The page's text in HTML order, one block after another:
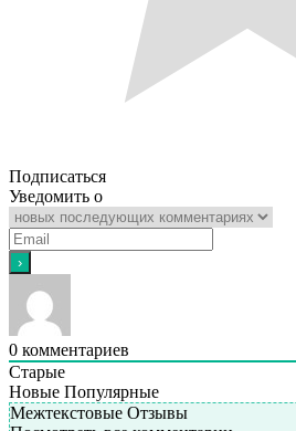
Подписаться
Уведомить о
0 комментариев
Старые
Новые Популярные
Межтекстовые Отзывы